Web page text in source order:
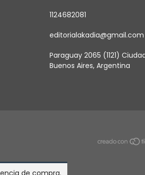
de compra.
1124682081
editorialakadia@gmail.com
Paraguay 2065 (1121)
Buenos Aires, Argentina